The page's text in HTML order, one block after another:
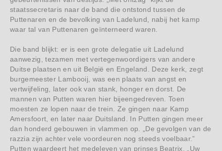
staatssecretaris naar de band die ontstond tussen de
Puttenaren en de bevolking van Ladelund, nabij het kamp
waar tal van Puttenaren geïnterneerd waren.
Die band blijkt: er is een grote delegatie uit Ladelund
aanwezig, tezamen met vertegenwoordigers van andere
Duitse plaatsen en uit België en Engeland. Deze kerk, zegt
burgemeester Lambooij, was een plaats van angst en
vertwijfeling, later ook van stank, honger en dorst. De
mannen van Putten waren hier bijeengedreven. Toen
moesten ze lopen naar de trein. Ze gingen naar Kamp
Amersfoort, en later naar Duitsland. In Putten gingen meer
dan honderd gebouwen in vlammen op. „De gevolgen van de
razzia zijn achter vele voordeuren nog steeds voelbaar.”
Putten waardeert het medeleven van prinses Beatrix. „Uw